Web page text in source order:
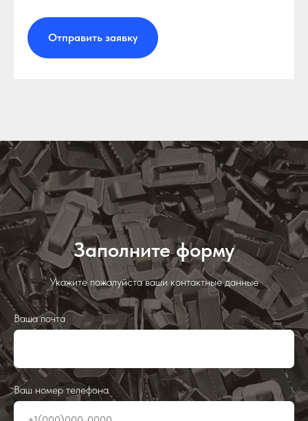
Отправить заявку
Заполните форму
Укажите пожалуйста ваши контактные данные
Ваша почта
Ваш номер телефона